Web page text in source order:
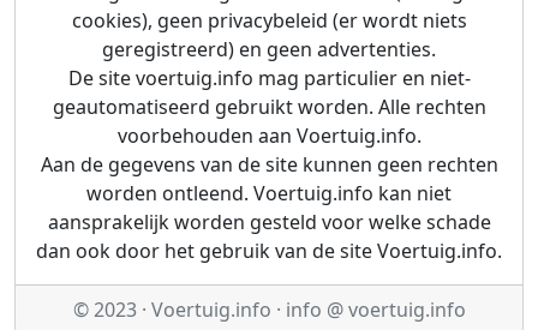
cookies), geen privacybeleid (er wordt niets
geregistreerd) en geen advertenties.
De site voertuig.info mag particulier en niet-
geautomatiseerd gebruikt worden. Alle rechten
voorbehouden aan Voertuig.info.
Aan de gegevens van de site kunnen geen rechten
worden ontleend. Voertuig.info kan niet
aansprakelijk worden gesteld voor welke schade
dan ook door het gebruik van de site Voertuig.info.
© 2023 · Voertuig.info · info @ voertuig.info